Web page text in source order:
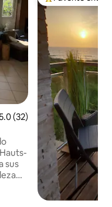
promedio: 5.0 de
(32)
sus
Favorito entre